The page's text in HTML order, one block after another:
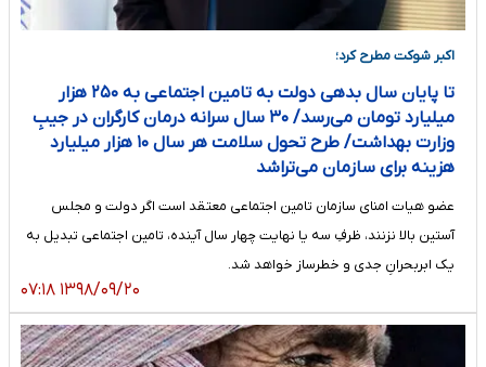
اکبر شوکت مطرح کرد؛
تا پایان سال بدهی دولت به تامین اجتماعی به ۲۵۰ هزار
میلیارد تومان می‌رسد/ ۳۰ سال سرانه‌ درمان کارگران در جیبِ
وزارت بهداشت/ طرح تحول سلامت هر سال ۱۰ هزار میلیارد
هزینه‌ برای سازمان می‌تراشد
عضو هیات امنای سازمان تامین اجتماعی معتقد است اگر دولت و مجلس
آستین بالا نزنند، ظرفِ سه یا نهایت چهار سال آینده، تامین اجتماعی تبدیل به
یک ابربحرانِ جدی و خطرساز خواهد شد.
۱۳۹۸/۰۹/۲۰ ۰۷:۱۸